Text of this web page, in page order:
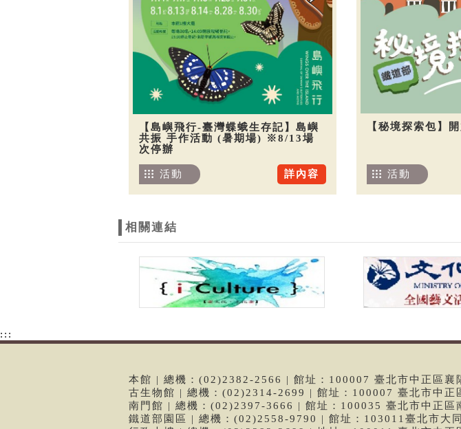
【島嶼飛行-臺灣蝶蛾生存記】島嶼
共振 手作活動 (暑期場) ※8/13場
次停辦
詳內容
活動
【秘境探索包】
活動
相關連結
:::
本館 | 總機：(02)2382-2566 | 館址：100007 臺北市中正區襄
古生物館 | 總機：(02)2314-2699 | 館址：100007 臺北市中正
南門館 | 總機：(02)2397-3666 | 館址：100035 臺北市中正區
鐵道部園區 | 總機：(02)2558-9790 | 館址：103011臺北市大